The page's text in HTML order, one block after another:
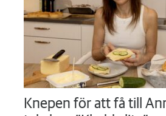
Knepen för att få till